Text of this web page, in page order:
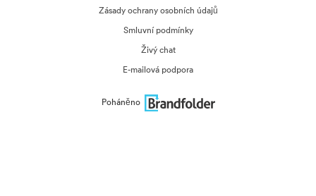
Zásady ochrany osobních údajů
Smluvní podmínky
Živý chat
E-mailová podpora
Poháněno